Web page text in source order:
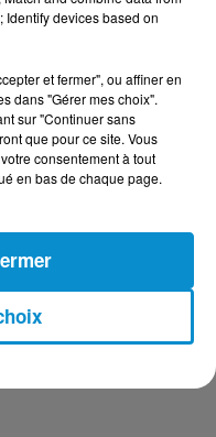
Identify devices based on
et fermer", ou affiner en
dans "Gérer mes choix".
sur "Continuer sans
que pour ce site. Vous
consentement à tout
en bas de chaque page.